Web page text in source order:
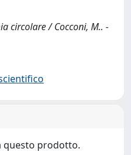
circolare / Cocconi, M.. -
questo prodotto.